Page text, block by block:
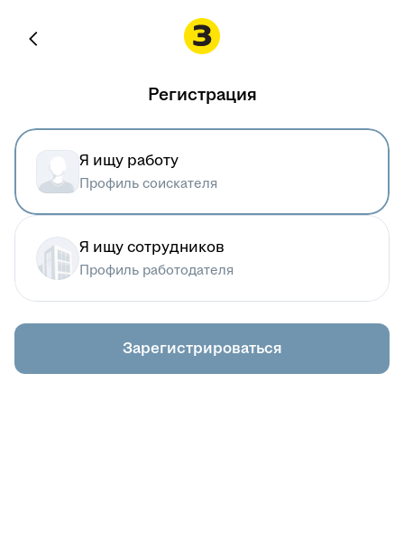
Регистрация
Я ищу работу
Профиль соискателя
Я ищу сотрудников
Профиль работодателя
Зарегистрироваться